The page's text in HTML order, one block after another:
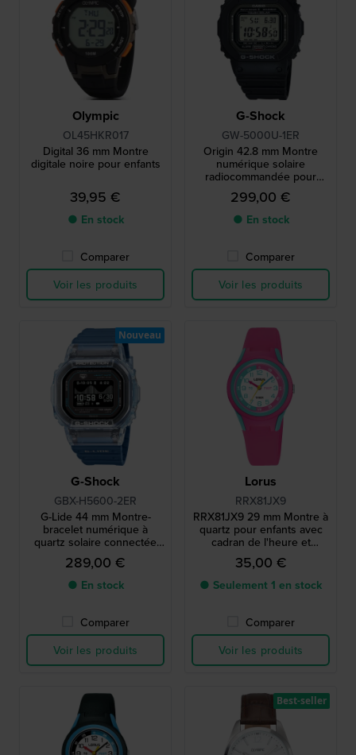
Olympic
OL45HKR017
Digital 36 mm Montre
digitale noire pour enfants
39,95 €
● En stock
Comparer
Voir les produits
G-Shock
GW-5000U-1ER
Origin 42.8 mm Montre
numérique solaire
radiocommandée pour
homme
299,00 €
● En stock
Comparer
Voir les produits
G-Shock
GBX-H5600-2ER
G-Lide 44 mm Montre-
bracelet numérique à
quartz solaire connectée
via Bluetooth avec
affichage MIP
289,00 €
● En stock
Comparer
Voir les produits
Nouveau
Lorus
RRX81JX9
RRX81JX9 29 mm Montre à
quartz pour enfants avec
cadran de l'heure et
bracelet en silicone
35,00 €
● Seulement 1 en stock
Comparer
Voir les produits
Best-seller